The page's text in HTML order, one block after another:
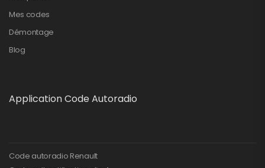
Mes codes
Démontage
Blog
Application Code Autoradio
Code autoradio Renault